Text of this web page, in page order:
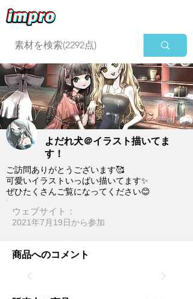
よだれ犬＠イラスト描いてま
す！
ご訪問ありがとうございます🥰
可愛いイラストいっぱい描いてます✨
ぜひたくさんご覧になってください😊
ウェブサイト：
2021年7月19日​から参加
商品へのコメント